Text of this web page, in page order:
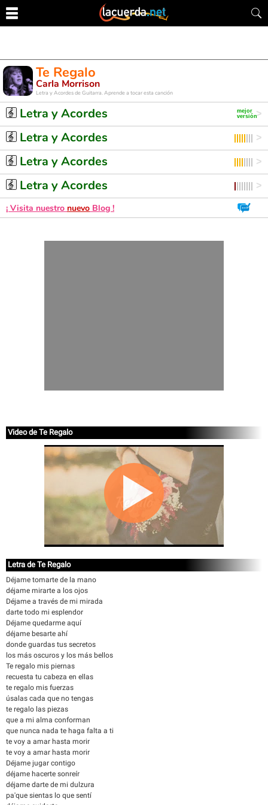
Te Regalo
Carla Morrison
Letra y Acordes de Guitarra. Aprende a tocar esta canción
Letra y Acordes
Letra y Acordes
Letra y Acordes
Letra y Acordes
¡ Visita nuestro nuevo Blog !
Video de Te Regalo
Letra de Te Regalo
Déjame tomarte de la mano
déjame mirarte a los ojos
Déjame a través de mi mirada
darte todo mi esplendor
Déjame quedarme aquí
déjame besarte ahí
donde guardas tus secretos
los más oscuros y los más bellos
Te regalo mis piernas
recuesta tu cabeza en ellas
te regalo mis fuerzas
úsalas cada que no tengas
te regalo las piezas
que a mi alma conforman
que nunca nada te haga falta a ti
te voy a amar hasta morir
te voy a amar hasta morir
Déjame jugar contigo
déjame hacerte sonreír
déjame darte de mi dulzura
pa'que sientas lo que sentí